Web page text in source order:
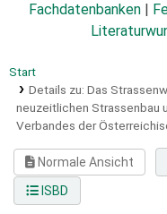
Fachdatenbanken
Start
Details zu: Das
neuzeitlichen Strassenbau
Verbandes der
Normale Ansicht
ISBD